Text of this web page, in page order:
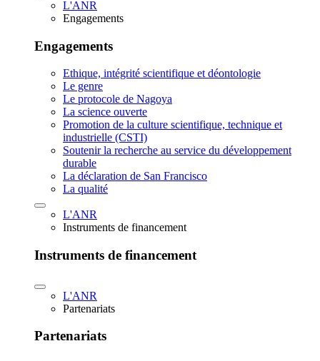
L'ANR
Engagements
Engagements
Ethique, intégrité scientifique et déontologie
Le genre
Le protocole de Nagoya
La science ouverte
Promotion de la culture scientifique, technique et
industrielle (CSTI)
Soutenir la recherche au service du développement
durable
La déclaration de San Francisco
La qualité
L'ANR
Instruments de financement
Instruments de financement
L'ANR
Partenariats
Partenariats